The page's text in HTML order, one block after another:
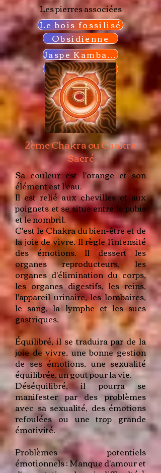
Les pierres associées
Le bois fossilisé
Obsidienne
Jaspe Kambaba
Shungite
2ème Chakra ou Chakra
Sacré
Sa couleur est l'orange et son
élément est l'eau.
Il est relié aux chevilles et aux
poignets et se situe entre le pubis
et le nombril.
C'est le Chakra du bien-être et de
la joie de vivre. Il règle l'intensité
des émotions. Il dessert les
organes reproducteurs, les
organes d'élimination du corps,
les organes digestifs, les reins,
l'appareil urinaire, les lombaires,
le sang, la lymphe et les sucs
gastriques.
Équilibré, il se traduira par de la
joie de vivre, une bonne gestion
de ses émotions, une sexualité
équilibrée, un gout pour la vie.
Déséquilibré, il pourra se
manifester par des problèmes
avec sa sexualité, des émotions
refoulées ou une trop grande
émotivité.
Problèmes potentiels
émotionnels : Manque d'amour et